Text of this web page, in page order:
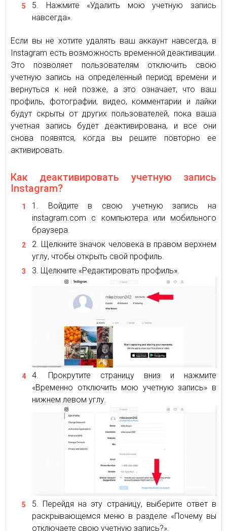
Нажмите «Удалить мою учетную запись
навсегда».
Если вы не хотите удалять ваш аккаунт навсегда, в
Instagram есть возможность временной деактивации.
Это позволяет пользователям отключить свою
учетную запись на определенный период времени и
вернуться к ней позже, а это означает, что ваш
профиль, фотографии, видео, комментарии и лайки
будут скрыты от других пользователей, пока ваша
учетная запись будет деактивирована, и все они
снова появятся, когда вы решите повторно ее
активировать.
Как деактивировать учетную запись
Instagram?
Войдите в свою учетную запись на
instagram.com с компьютера или мобильного
браузера.
Щелкните значок человека в правом верхнем
углу, чтобы открыть свой профиль.
Щелкните «Редактировать профиль».
Прокрутите страницу вниз и нажмите
«Временно отключить мою учетную запись» в
нижнем левом углу.
Перейдя на эту страницу, выберите ответ в
раскрывающемся меню в разделе «Почему вы
отключаете свою учетную запись?».